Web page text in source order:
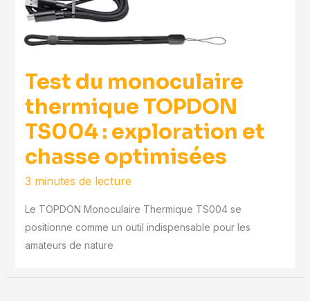
Test du monoculaire
thermique TOPDON
TS004 : exploration et
chasse optimisées
3 minutes de lecture
Le TOPDON Monoculaire Thermique TS004 se
positionne comme un outil indispensable pour les
amateurs de nature